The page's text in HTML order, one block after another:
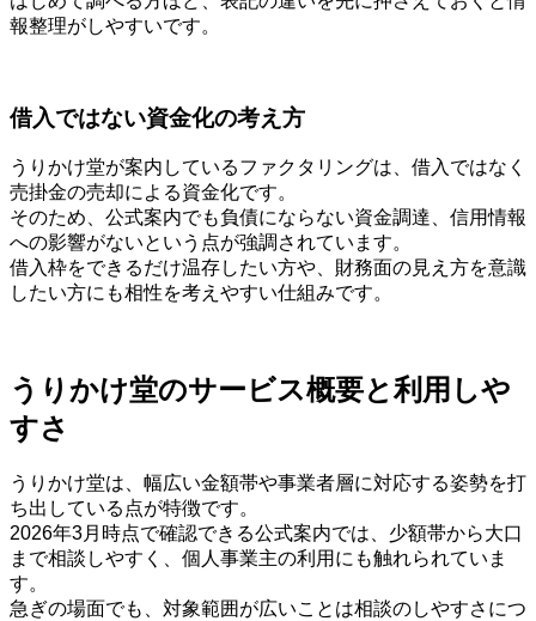
報整理がしやすいです。
借入ではない資金化の考え方
うりかけ堂が案内しているファクタリングは、借入ではなく
売掛金の売却による資金化です。
そのため、公式案内でも負債にならない資金調達、信用情報
への影響がないという点が強調されています。
借入枠をできるだけ温存したい方や、財務面の見え方を意識
したい方にも相性を考えやすい仕組みです。
うりかけ堂のサービス概要と利用しや
すさ
うりかけ堂は、幅広い金額帯や事業者層に対応する姿勢を打
ち出している点が特徴です。
2026年3月時点で確認できる公式案内では、少額帯から大口
まで相談しやすく、個人事業主の利用にも触れられていま
す。
急ぎの場面でも、対象範囲が広いことは相談のしやすさにつ